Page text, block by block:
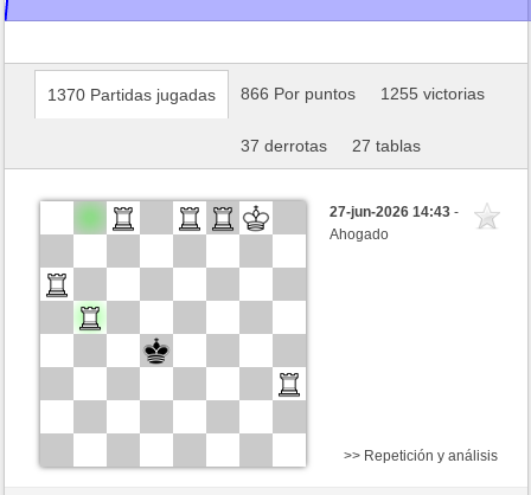
1370 Partidas jugadas 866 Por puntos 1255 victorias
37 derrotas 27 tablas
27-jun-2026 14:43-
Ahogado
>> Repetición y análisis